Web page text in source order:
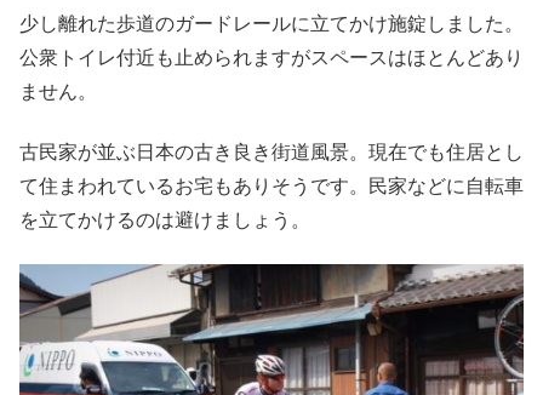
少し離れた歩道のガードレールに立てかけ施錠しました。
公衆トイレ付近も止められますがスペースはほとんどあり
ません。
古民家が並ぶ日本の古き良き街道風景。現在でも住居とし
て住まわれているお宅もありそうです。民家などに自転車
を立てかけるのは避けましょう。